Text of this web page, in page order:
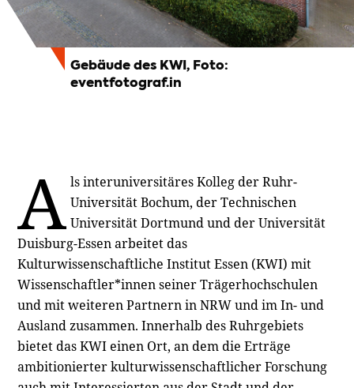
Gebäude des KWI, Foto:
eventfotograf.in
A ls interuniversitäres Kolleg der Ruhr-
Universität Bochum, der Technischen
Universität Dortmund und der Universität
Duisburg-Essen arbeitet das
Kulturwissenschaftliche Institut Essen (KWI) mit
Wissenschaftler*innen seiner Trägerhochschulen
und mit weiteren Partnern in NRW und im In- und
Ausland zusammen. Innerhalb des Ruhrgebiets
bietet das KWI einen Ort, an dem die Erträge
ambitionierter kulturwissenschaftlicher Forschung